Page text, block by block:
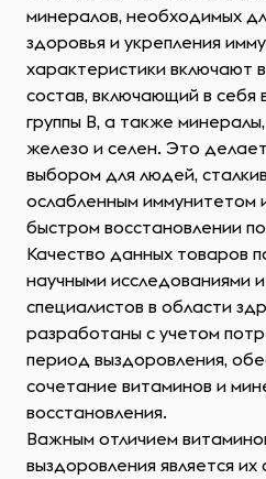
минералов, необходимых
здоровья и укрепления
характеристики включают
состав, включающий в себя
группы B, а также
железо и селен. Это
выбором для людей,
ослабленным иммунитетом
быстром восстановлении
Качество данных товаров
научными исследованиями
специалистов в области
разработаны с учетом
период выздоровления,
сочетание витаминов и
восстановления.
Важным отличием
выздоровления является